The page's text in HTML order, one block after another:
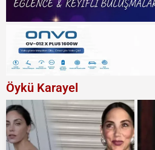
Öykü Karayel